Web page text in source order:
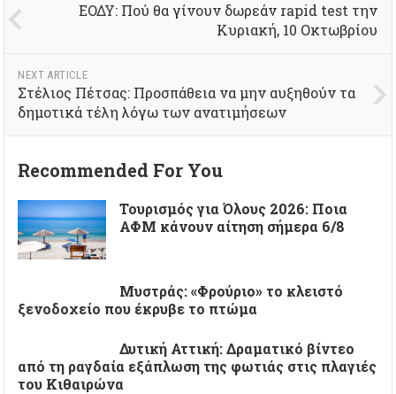
ΕΟΔΥ: Πού θα γίνουν δωρεάν rapid test την
Κυριακή, 10 Οκτωβρίου
NEXT ARTICLE
Στέλιος Πέτσας: Προσπάθεια να μην αυξηθούν τα
δημοτικά τέλη λόγω των ανατιμήσεων
Recommended For You
Τουρισμός για Όλους 2026: Ποια
ΑΦΜ κάνουν αίτηση σήμερα 6/8
Μυστράς: «Φρούριο» το κλειστό
ξενοδοχείο που έκρυβε το πτώμα
Δυτική Αττική: Δραματικό βίντεο
από τη ραγδαία εξάπλωση της φωτιάς στις πλαγιές
του Κιθαιρώνα